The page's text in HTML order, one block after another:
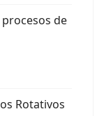
de
Rotativos